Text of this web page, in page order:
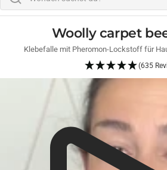
Woolly carpet
Klebefalle mit Pheromon-Lockstoff für
(635